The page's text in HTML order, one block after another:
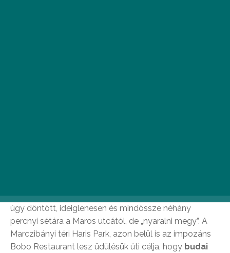
nevezetes Mezzo Music Restaurant és teljes csapata
úgy döntött, ideiglenesen és mindössze néhány
percnyi sétára a Maros utcától, de „nyaralni megy”. A
Marczibányi téri Haris Park, azon belül is az impozáns
Bobo Restaurant lesz üdülésük úti célja, hogy budai